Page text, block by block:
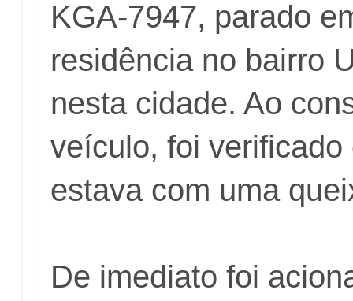
KGA-7947, parado
residência no bairro
nesta cidade. Ao
veículo, foi
estava com uma
De imediato foi